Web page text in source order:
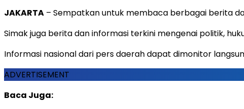
JAKARTA – Sempatkan untuk membaca berbagai berita
Simak juga berita dan informasi terkini mengenai politik,
Informasi nasional dari pers daerah dapat dimonitor
ADVERTISEMENT
Baca Juga: